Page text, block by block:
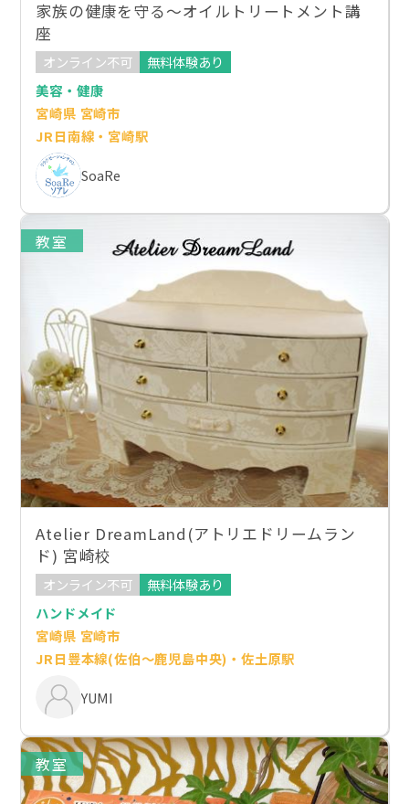
家族の健康を守る～オイルトリートメント講
座
オンライン不可
無料体験あり
美容・健康
宮崎県 宮崎市
JR日南線・宮崎駅
SoaRe
教室
Atelier DreamLand(アトリエドリームラン
ド) 宮崎校
オンライン不可
無料体験あり
ハンドメイド
宮崎県 宮崎市
JR日豊本線(佐伯～鹿児島中央)・佐土原駅
YUMI
教室